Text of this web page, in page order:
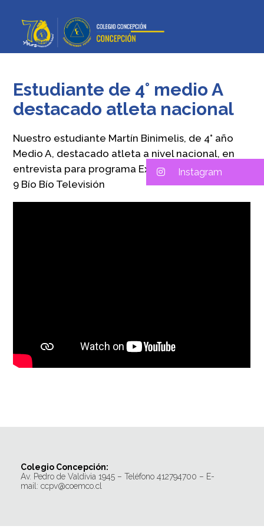
Estudiante de 4° medio A
destacado atleta nacional
Nuestro estudiante Martín Binimelis, de 4° año
Medio A, destacado atleta a nivel nacional, en
entrevista para programa Extraescolar, de canal
9 Bío Bío Televisión
Colegio Concepción:
Av. Pedro de Valdivia 1945 – Teléfono 412794700 – E-
mail: ccpv@coemco.cl
Instagram